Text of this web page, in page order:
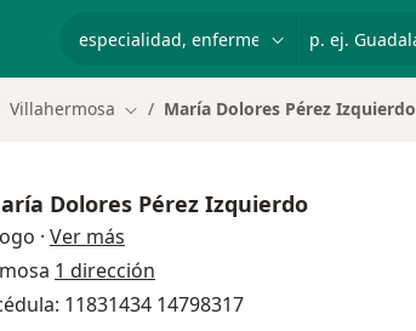
Villahermosa Cambiar de ciudad
María Dolores Pérez Izquierdo
Dolores Pérez Izquierdo
· Ver más
1 dirección
11831434 14798317